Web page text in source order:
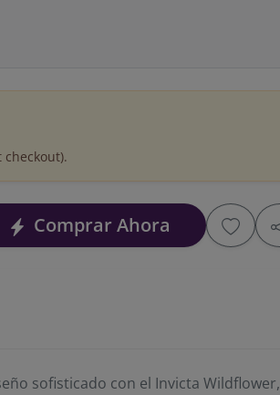
checkout).
Comprar Ahora
sofisticado con el Invicta Wildflower,